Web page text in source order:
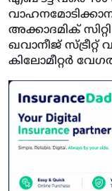
അക്കാദമിക്
ഖവാനീജ്
കിലോമീറ്റര്‍